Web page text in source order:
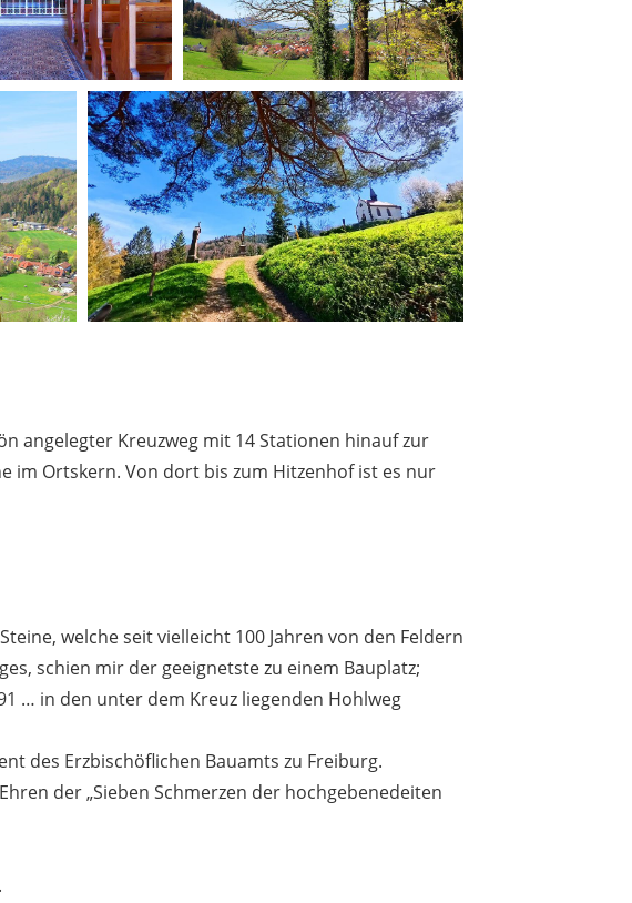
angelegter Kreuzweg mit 14 Stationen hinauf zur
im Ortskern. Von dort bis zum Hitzenhof ist es nur
welche seit vielleicht 100 Jahren von den Feldern
schien mir der geeignetste zu einem Bauplatz;
… in den unter dem Kreuz liegenden Hohlweg
des Erzbischöflichen Bauamts zu Freiburg.
der „Sieben Schmerzen der hochgebenedeiten